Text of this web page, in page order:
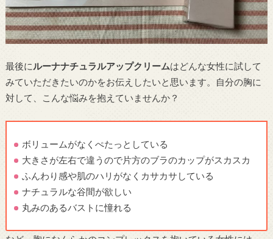
最後にルーナナチュラルアップクリームはどんな女性に試して
みていただきたいのかをお伝えしたいと思います。自分の胸に
対して、こんな悩みを抱えていませんか？
ボリュームがなくぺたっとしている
大きさが左右で違うので片方のブラのカップがスカスカ
ふんわり感や肌のハリがなくカサカサしている
ナチュラルな谷間が欲しい
丸みのあるバストに憧れる